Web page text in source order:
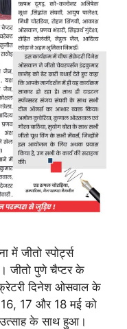
में जीतो स्पोर्ट्स
जीतो पुणे चैप्टर के
दिनेश ओसवाल के
16, 17 और 18 मई को
उत्साह के साथ हुआ।